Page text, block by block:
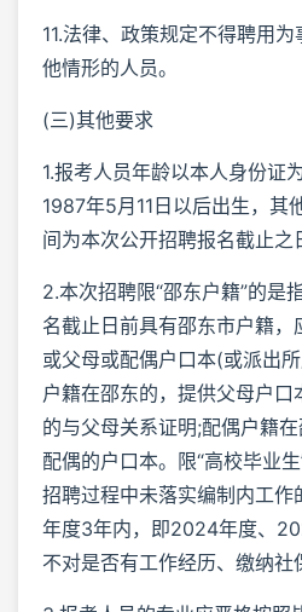
11.法律、政策规定不得聘用
他情形的人员。
(三)其他要求
1.报考人员年龄以本人身份证
1987年5月11日以后出生，其
间为本次公开招聘报名截止之
2.本次招聘限“邵东户籍”的是
名截止日前具有邵东市户籍，
或父母或配偶户口本(或派出
户籍在邵东的，提供父母户
的与父母关系证明;配偶户籍
配偶的户口本。限“高校毕业
招聘过程中未落实编制内工
年度3年内，即2024年度、
不对是否有工作经历、缴纳社